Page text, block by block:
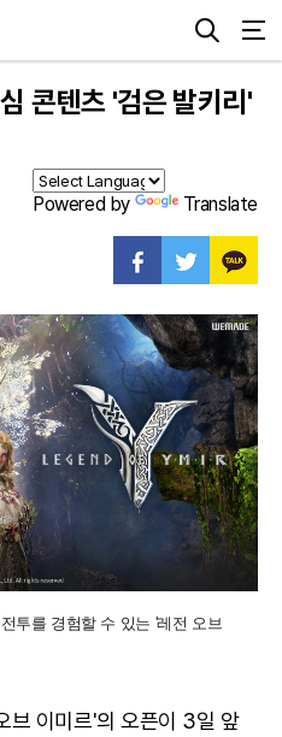
콘텐츠 '검은 발키리'
Powered by Translate
투를 경험할 수 있는 '레전 오브
브 이미르'의 오픈이 3일 앞